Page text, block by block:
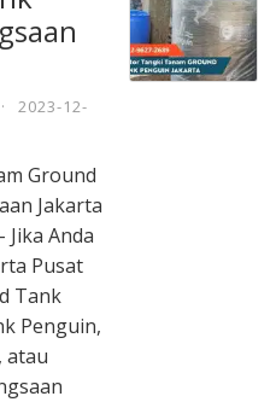
·
2023-12-
Ground
Jakarta
Jika Anda
Pusat
Tank
Penguin,
atau